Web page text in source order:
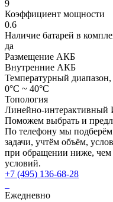
9
Коэффициент мощности
0.6
Наличие батарей в
да
Размещение АКБ
Внутренние АКБ
Температурный диапазон,
0°C ~ 40°C
Топология
Линейно-
Поможем выбрать и
По телефону мы
задачи, учтём объём,
при обращении ниже, чем
условий.
+7 (495) 136-68-28
Ежедневно